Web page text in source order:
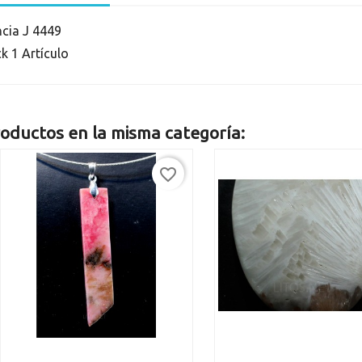
J 4449
1 Artículo
en la misma categoría:
favorite_border